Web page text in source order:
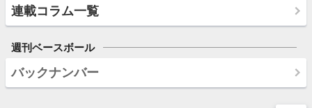
連載コラム一覧
週刊ベースボール
バックナンバー